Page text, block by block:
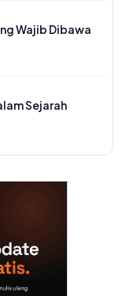
Wajib Dibawa
Sejarah